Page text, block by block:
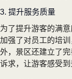
3. 提升服务质量
为了提升游客的满
加强了对员工的培
外，景区还建立了
诉求，让游客感受到